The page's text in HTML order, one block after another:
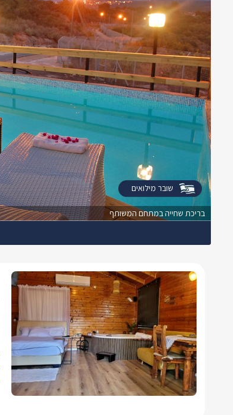
בריכת שחייה במתחם המשותף
שובר מילואים